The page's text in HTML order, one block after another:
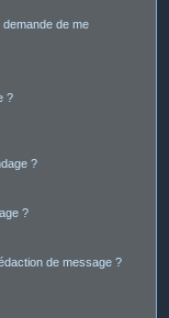
de me
?
?
?
de message ?